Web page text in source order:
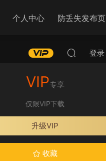
个人中心 防丢失发布页
登录
VIP专享
仅限VIP下载
升级VIP
收藏